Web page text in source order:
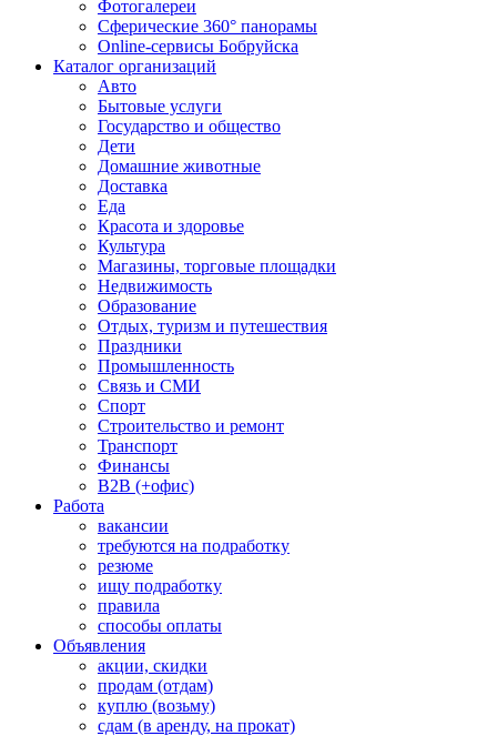
Фотогалереи
Сферические 360° панорамы
Online-сервисы Бобруйска
Каталог организаций
Авто
Бытовые услуги
Государство и общество
Дети
Домашние животные
Доставка
Еда
Красота и здоровье
Культура
Магазины, торговые площадки
Недвижимость
Образование
Отдых, туризм и путешествия
Праздники
Промышленность
Связь и СМИ
Спорт
Строительство и ремонт
Транспорт
Финансы
B2B (+офис)
Работа
вакансии
требуются на подработку
резюме
ищу подработку
правила
способы оплаты
Объявления
акции, скидки
продам (отдам)
куплю (возьму)
сдам (в аренду, на прокат)